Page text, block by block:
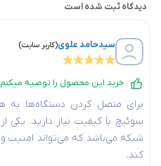
دیدگاه ثبت شده است
سیدحامد علوی(کاربر سایت)
خرید این محصول را توصیه میکنم
برای متصل کردن دستگاه‌ها به
سوئیچ با کیفیت نیاز دارید.
شبکه می‌باشد که می‌تواند امنیت
کند.